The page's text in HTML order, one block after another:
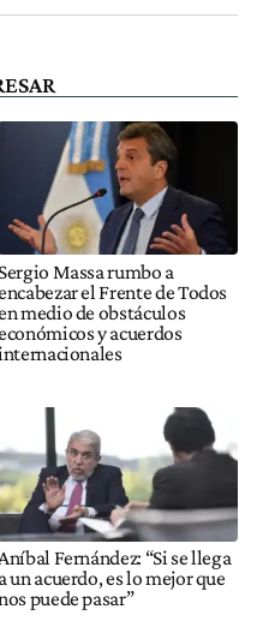
Sergio Massa rumbo a
el Frente de Todos
medio de obstáculos
y acuerdos
Fernández: “Si se llega
a un acuerdo, es lo mejor que
puede pasar”